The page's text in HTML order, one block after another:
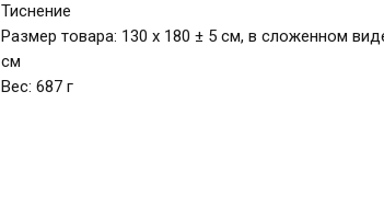
Тиснение
Размер товара: 130 х 180 ± 5 см, в сложенном
см
Вес: 687 г